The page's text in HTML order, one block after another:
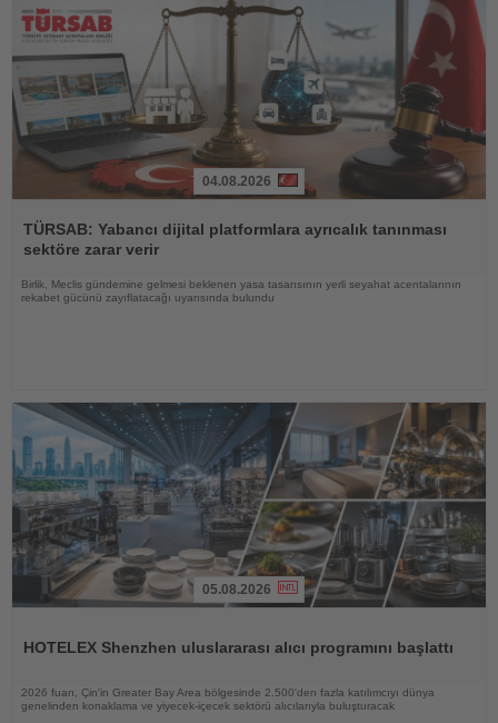
Oku
04.08.2026
TÜRSAB: Yabancı dijital platformlara ayrıcalık tanınması
sektöre zarar verir
Birlik, Meclis gündemine gelmesi beklenen yasa tasarısının yerli seyahat acentalarının
rekabet gücünü zayıflatacağı uyarısında bulundu
05.08.2026
HOTELEX Shenzhen uluslararası alıcı programını başlattı
2026 fuarı, Çin'in Greater Bay Area bölgesinde 2.500'den fazla katılımcıyı dünya
genelinden konaklama ve yiyecek-içecek sektörü alıcılarıyla buluşturacak